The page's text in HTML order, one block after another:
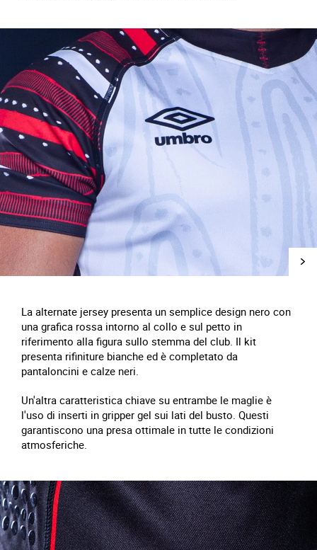
La alternate jersey presenta un semplice design nero con
una grafica rossa intorno al collo e sul petto in
riferimento alla figura sullo stemma del club. Il kit
presenta rifiniture bianche ed è completato da
pantaloncini e calze neri.
Un'altra caratteristica chiave su entrambe le maglie è
l'uso di inserti in gripper gel sui lati del busto. Questi
garantiscono una presa ottimale in tutte le condizioni
atmosferiche.